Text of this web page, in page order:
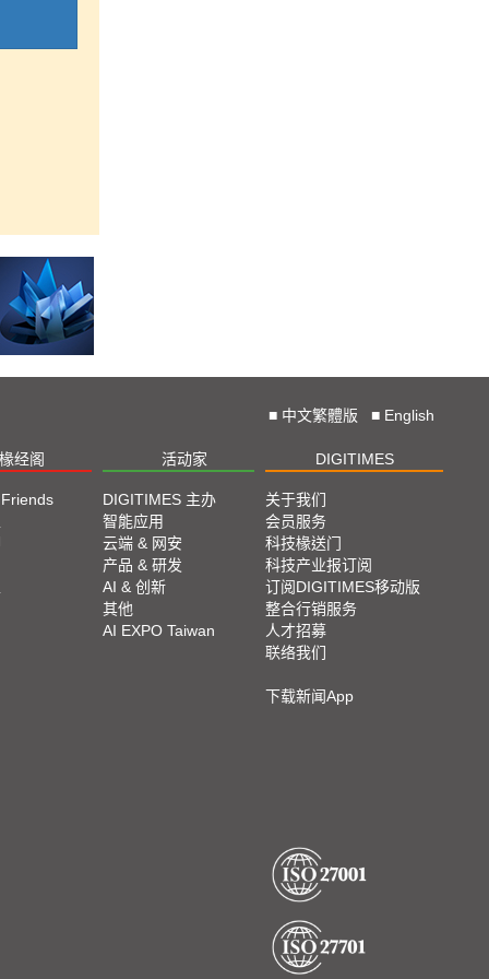
■ 中文繁體版 ■ English
经阁 活动家 DIGITIMES
DIGITIMES 主办
智能应用
云端 & 网安
产品 & 研发
AI & 创新
其他
AI EXPO Taiwan
关于我们
会员服务
科技椽送门
科技产业报订阅
订阅DIGITIMES移动版
整合行销服务
人才招募
联络我们
下载新闻App